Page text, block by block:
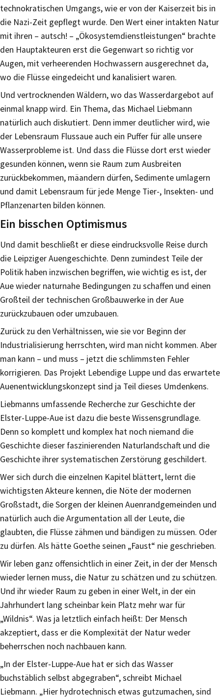
technokratischen Umgangs, wie er von der Kaiserzeit bis in
die Nazi-Zeit gepflegt wurde. Den Wert einer intakten Natur
mit ihren – autsch! – „Ökosystemdienstleistungen“ brachte
den Hauptakteuren erst die Gegenwart so richtig vor
Augen, mit verheerenden Hochwassern ausgerechnet da,
wo die Flüsse eingedeicht und kanalisiert waren.
Und vertrocknenden Wäldern, wo das Wasserdargebot auf
einmal knapp wird. Ein Thema, das Michael Liebmann
natürlich auch diskutiert. Denn immer deutlicher wird, wie
der Lebensraum Flussaue auch ein Puffer für alle unsere
Wasserprobleme ist. Und dass die Flüsse dort erst wieder
gesunden können, wenn sie Raum zum Ausbreiten
zurückbekommen, mäandern dürfen, Sedimente umlagern
und damit Lebensraum für jede Menge Tier-, Insekten- und
Pflanzenarten bilden können.
Ein bisschen Optimismus
Und damit beschließt er diese eindrucksvolle Reise durch
die Leipziger Auengeschichte. Denn zumindest Teile der
Politik haben inzwischen begriffen, wie wichtig es ist, der
Aue wieder naturnahe Bedingungen zu schaffen und einen
Großteil der technischen Großbauwerke in der Aue
zurückzubauen oder umzubauen.
Zurück zu den Verhältnissen, wie sie vor Beginn der
Industrialisierung herrschten, wird man nicht kommen. Aber
man kann – und muss – jetzt die schlimmsten Fehler
korrigieren. Das Projekt Lebendige Luppe und das erwartete
Auenentwicklungskonzept sind ja Teil dieses Umdenkens.
Liebmanns umfassende Recherche zur Geschichte der
Elster-Luppe-Aue ist dazu die beste Wissensgrundlage.
Denn so komplett und komplex hat noch niemand die
Geschichte dieser faszinierenden Naturlandschaft und die
Geschichte ihrer systematischen Zerstörung geschildert.
Wer sich durch die einzelnen Kapitel blättert, lernt die
wichtigsten Akteure kennen, die Nöte der modernen
Großstadt, die Sorgen der kleinen Auenrandgemeinden und
natürlich auch die Argumentation all der Leute, die
glaubten, die Flüsse zähmen und bändigen zu müssen. Oder
zu dürfen. Als hätte Goethe seinen „Faust“ nie geschrieben.
Wir leben ganz offensichtlich in einer Zeit, in der der Mensch
wieder lernen muss, die Natur zu schätzen und zu schützen.
Und ihr wieder Raum zu geben in einer Welt, in der ein
Jahrhundert lang scheinbar kein Platz mehr war für
„Wildnis“. Was ja letztlich einfach heißt: Der Mensch
akzeptiert, dass er die Komplexität der Natur weder
beherrschen noch nachbauen kann.
„In der Elster-Luppe-Aue hat er sich das Wasser
buchstäblich selbst abgegraben“, schreibt Michael
Liebmann. „Hier hydrotechnisch etwas gutzumachen, sind